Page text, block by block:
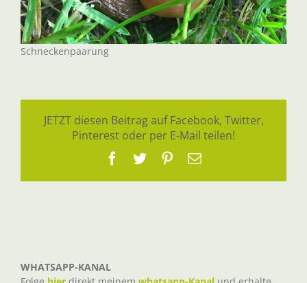
Schneckenpaarung
JETZT diesen Beitrag auf Facebook, Twitter,
Pinterest oder per E-Mail teilen!
Facebook
TwitterPinterest
E-
WHATSAPP-KANAL